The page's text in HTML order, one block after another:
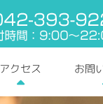
アクセス お問